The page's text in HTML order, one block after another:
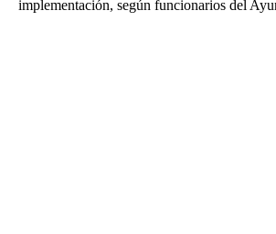
implementación, según funcionarios del